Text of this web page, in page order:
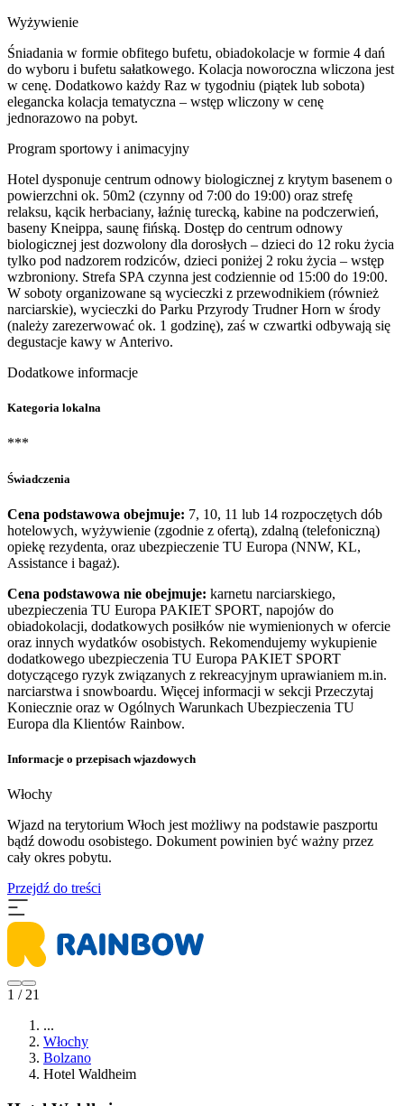
Wyżywienie
Śniadania w formie obfitego bufetu, obiadokolacje w formie 4 dań
do wyboru i bufetu sałatkowego. Kolacja noworoczna wliczona jest
w cenę. Dodatkowo każdy Raz w tygodniu (piątek lub sobota)
elegancka kolacja tematyczna – wstęp wliczony w cenę
jednorazowo na pobyt.
Program sportowy i animacyjny
Hotel dysponuje centrum odnowy biologicznej z krytym basenem o
powierzchni ok. 50m2 (czynny od 7:00 do 19:00) oraz strefę
relaksu, kącik herbaciany, łaźnię turecką, kabine na podczerwień,
baseny Kneippa, saunę fińską. Dostęp do centrum odnowy
biologicznej jest dozwolony dla dorosłych – dzieci do 12 roku życia
tylko pod nadzorem rodziców, dzieci poniżej 2 roku życia – wstęp
wzbroniony. Strefa SPA czynna jest codziennie od 15:00 do 19:00.
W soboty organizowane są wycieczki z przewodnikiem (również
narciarskie), wycieczki do Parku Przyrody Trudner Horn w środy
(należy zarezerwować ok. 1 godzinę), zaś w czwartki odbywają się
degustacje kawy w Anterivo.
Dodatkowe informacje
Kategoria lokalna
***
Świadczenia
Cena podstawowa obejmuje: 7, 10, 11 lub 14 rozpoczętych dób
hotelowych, wyżywienie (zgodnie z ofertą), zdalną (telefoniczną)
opiekę rezydenta, oraz ubezpieczenie TU Europa (NNW, KL,
Assistance i bagaż).
Cena podstawowa nie obejmuje: karnetu narciarskiego,
ubezpieczenia TU Europa PAKIET SPORT, napojów do
obiadokolacji, dodatkowych posiłków nie wymienionych w ofercie
oraz innych wydatków osobistych. Rekomendujemy wykupienie
dodatkowego ubezpieczenia TU Europa PAKIET SPORT
dotyczącego ryzyk związanych z rekreacyjnym uprawianiem m.in.
narciarstwa i snowboardu. Więcej informacji w sekcji Przeczytaj
Koniecznie oraz w Ogólnych Warunkach Ubezpieczenia TU
Europa dla Klientów Rainbow.
Informacje o przepisach wjazdowych
Włochy
Wjazd na terytorium Włoch jest możliwy na podstawie paszportu
bądź dowodu osobistego. Dokument powinien być ważny przez
cały okres pobytu.
Przejdź do treści
1 / 21
...
Włochy
Bolzano
Hotel Waldheim